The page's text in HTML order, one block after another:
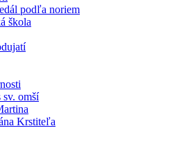
podľa noriem
škola
omší
Krstiteľa